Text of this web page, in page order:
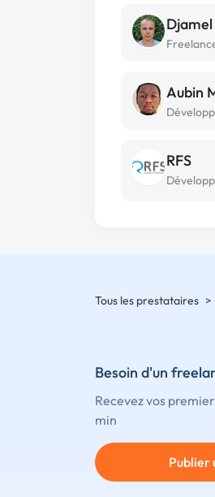
Aubin
RFS
Tous les prestataires >
Besoin d'un
Recevez vos
min
Publier